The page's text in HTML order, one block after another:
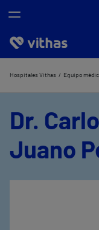
Nosotros
Hospitales Vithas Equipo
Dr.
Juano